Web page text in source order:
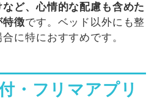
ど、心情的な配慮も含めた
特徴です。ベッド以外にも整
に特におすすめです。
・フリマアプリ